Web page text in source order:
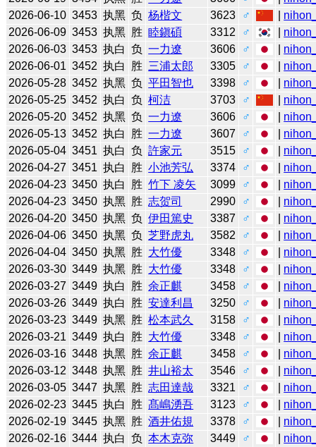
2026-06-10 3453 执黑 负 杨楷文 3623 ♂
2026-06-09 3453 执黑 胜 睦鎭碩 3312 ♂
2026-06-03 3453 执白 负 一力遼 3606 ♂
2026-06-01 3452 执白 胜 三浦太郎 3305 ♂
2026-05-28 3452 执黑 负 平田智也 3398 ♂
2026-05-25 3452 执白 负 柯洁 3703 ♂
2026-05-20 3452 执黑 负 一力遼 3606 ♂
2026-05-13 3452 执白 胜 一力遼 3607 ♂
2026-05-04 3451 执白 负 許家元 3515 ♂
2026-04-27 3451 执白 胜 小池芳弘 3374 ♂
2026-04-23 3450 执白 胜 竹下 凌矢 3099 ♂
2026-04-23 3450 执黑 胜 志贺司 2990 ♂
2026-04-20 3450 执黑 负 伊田篤史 3387 ♂
2026-04-06 3450 执黑 负 芝野虎丸 3582 ♂
2026-04-04 3450 执黑 胜 大竹優 3348 ♂
2026-03-30 3449 执黑 胜 大竹優 3348 ♂
2026-03-27 3449 执白 胜 余正麒 3458 ♂
2026-03-26 3449 执白 胜 安達利昌 3250 ♂
2026-03-23 3449 执黑 胜 松本武久 3158 ♂
2026-03-21 3449 执白 胜 大竹優 3348 ♂
2026-03-16 3448 执黑 胜 余正麒 3458 ♂
2026-03-12 3448 执黑 胜 井山裕太 3546 ♂
2026-03-05 3447 执黑 胜 志田達哉 3321 ♂
2026-02-23 3445 执白 胜 髙嶋湧吾 3123 ♂
2026-02-19 3445 执黑 胜 酒井佑規 3378 ♂
2026-02-16 3444 执白 负 本木克弥 3449 ♂